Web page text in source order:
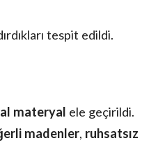
tespit edildi.
materyal ele geçirildi.
madenler, ruhsatsız